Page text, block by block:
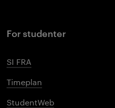
For studenter
SI FRA
Timeplan
StudentWeb